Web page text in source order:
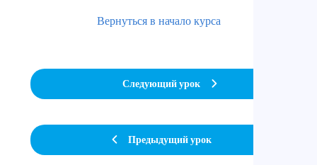
Предыдущий урок
Вернуться в начало курса
Следующий урок